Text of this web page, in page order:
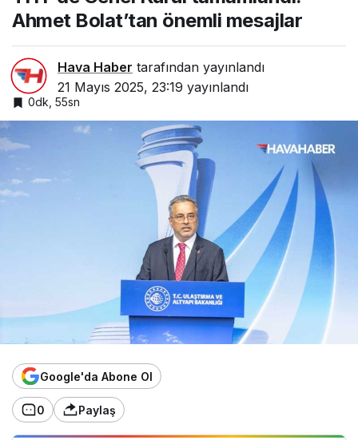
mesajlar
Ahmet Bolat’tan önemli mesajlar
Hava Haber tarafından yayınlandı
21 Mayıs 2025, 23:19 yayınlandı
0dk, 55sn
Google'da Abone Ol
0 Paylaş